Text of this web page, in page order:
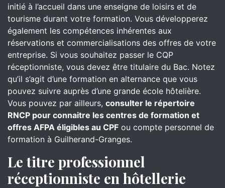
initié à l’accueil dans une enseigne de loisirs et de
tourisme durant votre formation. Vous développerez
également les compétences inhérentes aux
réservations et commercialisations des offres de votre
entreprise. Si vous souhaitez passer le CQP
réceptionniste, vous devez être titulaire du Bac. Notez
qu’il s’agit d’une formation en alternance que vous
pouvez suivre auprès d’une grande école hôtelière.
Vous pouvez par ailleurs, consulter le répertoire
RNCP pour connaitre les centres de formation et
offres AFPA éligibles au CPF ou compte personnel de
formation à Guilherand-Granges.
Le titre professionnel
réceptionniste en hôtellerie